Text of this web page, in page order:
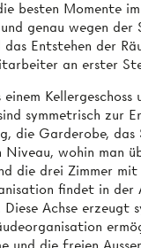
besten Momente
genau wegen
Entstehen der
an erster
Kellergeschoss
symmetrisch zur
die Garderobe, das
wohin man
die drei Zimmer
findet in der
Diese Achse